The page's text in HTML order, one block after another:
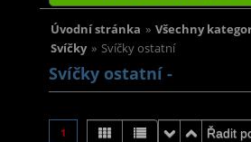
Úvodní stránka » Všechny
Svíčky » Svíčky ostatní
Svíčky ostatní -
1 Řadit